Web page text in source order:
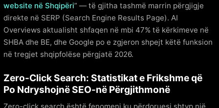
website në Shqipëri” — të gjitha tashmë marrin përgjigje
direkte në SERP (Search Engine Results Page). AI
Overviews aktualisht shfaqen në mbi 47% të kërkimeve në
SHBA dhe BE, dhe Google po e zgjeron shpejt këtë funksion
në tregjet shqipfolëse përgjatë 2026.
Zero-Click Search: Statistikat e Frikshme që
Po Ndryshojnë SEO-në Përgjithmonë
Zero-click search është fenomeni ku përdoruesi shtyp një